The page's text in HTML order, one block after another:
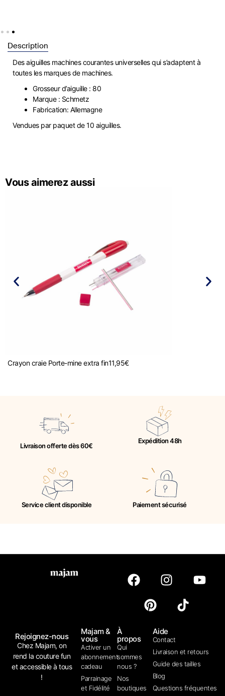
Description
Des aiguilles machines courantes universelles qui s’adaptent à
toutes les marques de machines.
Grosseur d’aiguille : 80
Marque : Schmetz
Fabrication: Allemagne
Vendues par paquet de 10 aiguilles.
Vous aimerez aussi
Crayon craie Porte-mine extra fin11,95€
Livraison offerte dès 60€
Expédition 48h
Service client disponible Paiement sécurisé
Aide
Contact
Livraison et retours
Guide des tailles
Blog
Questions fréquentes
À
propos
Qui
sommes
nous ?
Nos
boutiques
Majam &
vous
Activer un
abonnement
cadeau
Parrainage
et Fidélité
Rejoignez-nous
Chez Majam, on
rend la couture fun
et accessible à tous
!